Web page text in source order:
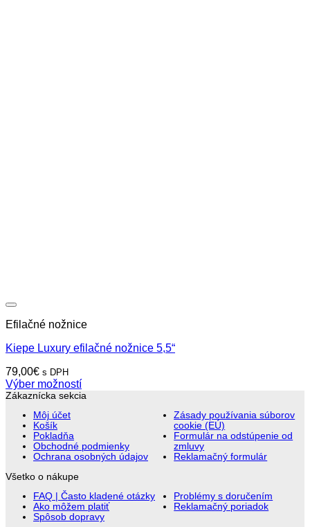
Efilačné nožnice
Kiepe Luxury efilačné nožnice 5,5“
79,00€ s DPH
Výber možností
Tento
viacero
variantov.
Možnosti
si
môžete
vybrať
stránke
Zákaznícka sekcia
Môj účet
Košík
Pokladňa
Obchodné podmienky
Ochrana osobných údajov
Zásady používania súborov
cookie (EÚ)
Formulár na odstúpenie od
zmluvy
Reklamačný formulár
Všetko o nákupe
FAQ | Často kladené otázky
Ako môžem platiť
Spôsob dopravy
Problémy s doručením
Reklamačný poriadok